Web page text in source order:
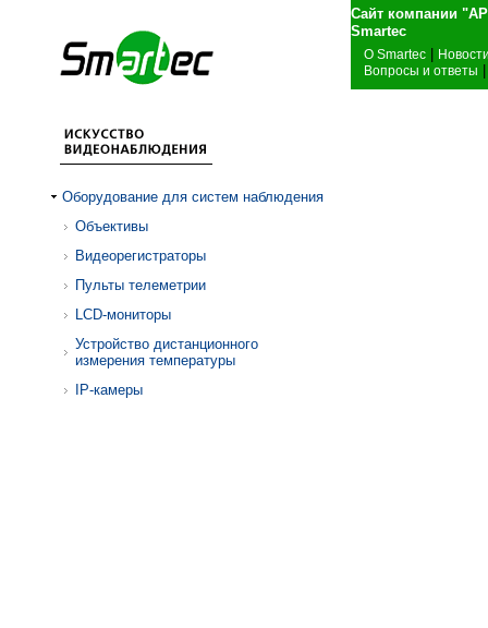
Сайт компании
О Smartec
Вопросы и ответы
Оборудование для систем наблюдения
Объективы
Видеорегистраторы
Пульты телеметрии
LCD-мониторы
Устройство дистанционного
измерения температуры
IP-камеры